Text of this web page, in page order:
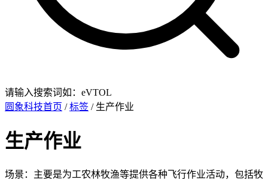
请输入搜索词如：eVTOL
圆象科技首页 /标签 / 生产作业
生产作业
场景：主要是为工农林牧渔等提供各种飞行作业活动，包括牧